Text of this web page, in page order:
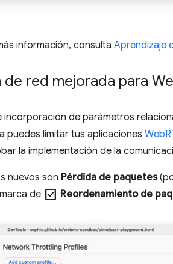
información, consulta Aprendizaje
de red mejorada para
incorporación de parámetros
puedes limitar tus aplicaciones
la implementación de la
nuevos son Pérdida de paquetes
de check_box Reordenamiento de